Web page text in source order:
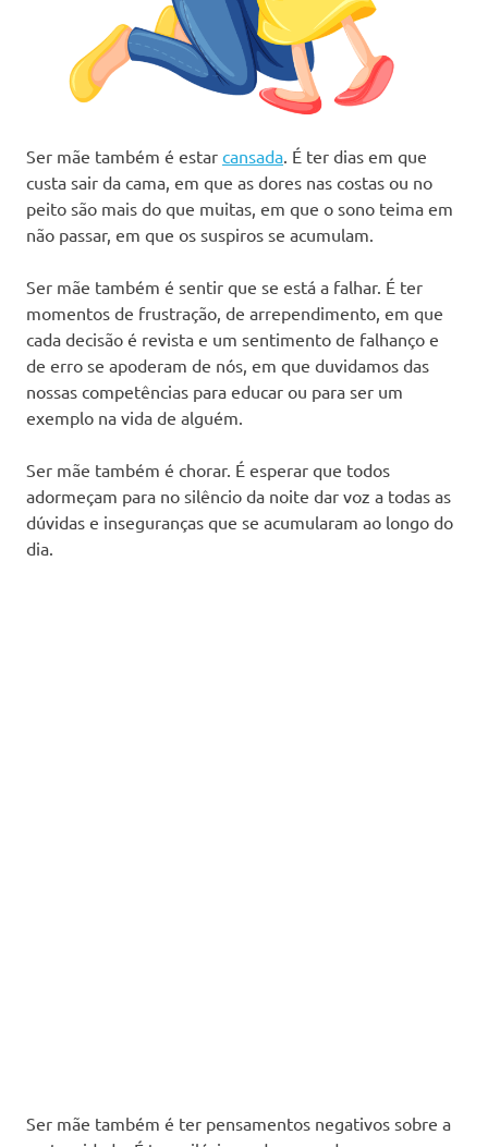
Ser mãe também é estar cansada . É ter dias em que
custa sair da cama, em que as dores nas costas ou no
peito são mais do que muitas, em que o sono teima em
não passar, em que os suspiros se acumulam.
Ser mãe também é sentir que se está a falhar. É ter
momentos de frustração, de arrependimento, em que
cada decisão é revista e um sentimento de falhanço e
de erro se apoderam de nós, em que duvidamos das
nossas competências para educar ou para ser um
exemplo na vida de alguém.
Ser mãe também é chorar. É esperar que todos
adormeçam para no silêncio da noite dar voz a todas as
dúvidas e inseguranças que se acumularam ao longo do
dia.
Ser mãe também é ter pensamentos negativos sobre a